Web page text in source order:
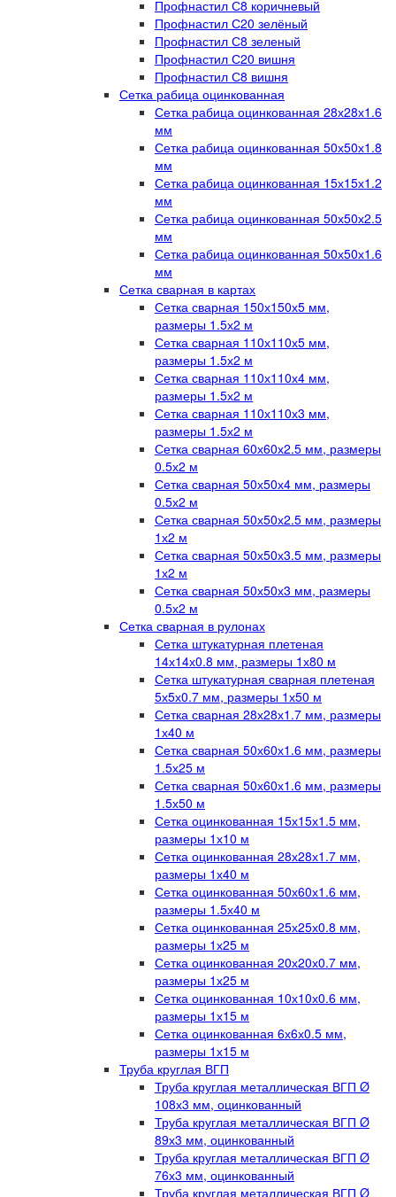
Профнастил С8 коричневый
Профнастил С20 зелёный
Профнастил С8 зеленый
Профнастил С20 вишня
Профнастил С8 вишня
Сетка рабица оцинкованная
Сетка рабица оцинкованная 28х28х1.6
мм
Сетка рабица оцинкованная 50х50х1.8
мм
Сетка рабица оцинкованная 15х15х1.2
мм
Сетка рабица оцинкованная 50х50х2.5
мм
Сетка рабица оцинкованная 50х50х1.6
мм
Сетка сварная в картах
Сетка сварная 150х150х5 мм,
размеры 1.5х2 м
Сетка сварная 110х110х5 мм,
размеры 1.5х2 м
Сетка сварная 110х110х4 мм,
размеры 1.5х2 м
Сетка сварная 110х110х3 мм,
размеры 1.5х2 м
Сетка сварная 60х60х2.5 мм, размеры
0.5х2 м
Сетка сварная 50х50х4 мм, размеры
0.5х2 м
Сетка сварная 50х50х2.5 мм, размеры
1х2 м
Сетка сварная 50х50х3.5 мм, размеры
1х2 м
Сетка сварная 50х50х3 мм, размеры
0.5х2 м
Сетка сварная в рулонах
Сетка штукатурная плетеная
14х14х0.8 мм, размеры 1х80 м
Сетка штукатурная сварная плетеная
5х5х0.7 мм, размеры 1х50 м
Сетка сварная 28х28х1.7 мм, размеры
1х40 м
Сетка сварная 50х60х1.6 мм, размеры
1.5х25 м
Сетка сварная 50х60х1.6 мм, размеры
1.5х50 м
Сетка оцинкованная 15х15х1.5 мм,
размеры 1х10 м
Сетка оцинкованная 28х28х1.7 мм,
размеры 1х40 м
Сетка оцинкованная 50х60х1.6 мм,
размеры 1.5х40 м
Сетка оцинкованная 25х25х0.8 мм,
размеры 1х25 м
Сетка оцинкованная 20х20х0.7 мм,
размеры 1х25 м
Сетка оцинкованная 10х10х0.6 мм,
размеры 1х15 м
Сетка оцинкованная 6х6х0.5 мм,
размеры 1х15 м
Труба круглая ВГП
Труба круглая металлическая ВГП Ø
108х3 мм, оцинкованный
Труба круглая металлическая ВГП Ø
89х3 мм, оцинкованный
Труба круглая металлическая ВГП Ø
76х3 мм, оцинкованный
Труба круглая металлическая ВГП Ø